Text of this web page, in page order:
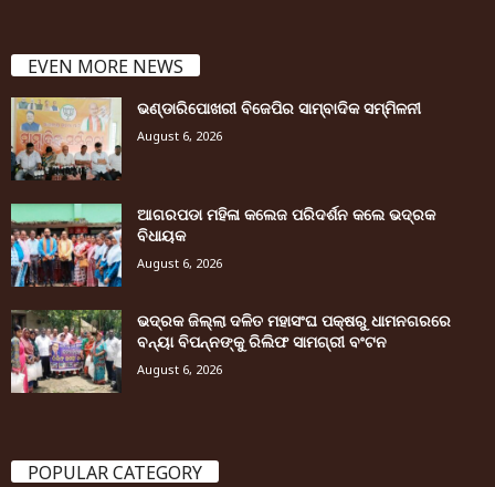
EVEN MORE NEWS
ଭଣ୍ଡାରିପୋଖରୀ ବିଜେପିର ସାମ୍ବାଦିକ ସମ୍ମିଳନୀ
August 6, 2026
ଆଗରପଡା ମହିଳା କଲେଜ ପରିଦର୍ଶନ କଲେ ଭଦ୍ରକ
ବିଧାୟକ
August 6, 2026
ଭଦ୍ରକ ଜିଲ୍ଲା ଦଳିତ ମହାସଂଘ ପକ୍ଷରୁ ଧାମନଗରରେ
ବନ୍ୟା ବିପନ୍ନଙ୍କୁ ରିଲିଫ ସାମଗ୍ରୀ ବଂଟନ
August 6, 2026
POPULAR CATEGORY